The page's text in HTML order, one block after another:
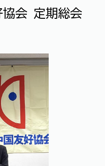
協会 定期総会